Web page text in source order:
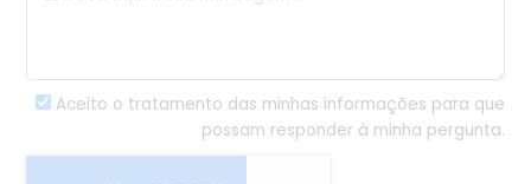
Aceito o tratamento das minhas informações para que
possam responder à minha pergunta.